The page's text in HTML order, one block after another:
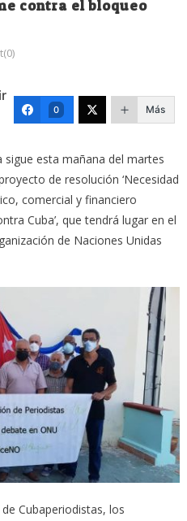
contra el bloqueo
0 Más
sigue esta mañana del martes
de resolución ‘Necesidad
comercial y financiero
Cuba’, que tendrá lugar en el
de Naciones Unidas
Cubaperiodistas, los